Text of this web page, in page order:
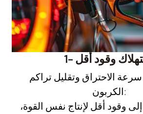
وقود أقل
الاحتراق وتقليل تراكم
الكربون:
وقود أقل لإنتاج نفس القوة،